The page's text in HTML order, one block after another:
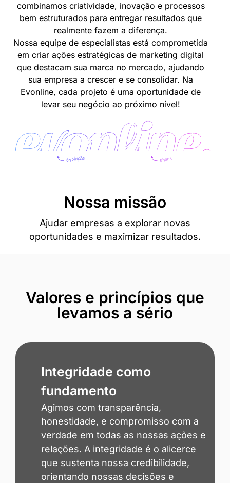
combinamos criatividade, inovação e processos
bem estruturados para entregar resultados que
realmente fazem a diferença.
Nossa equipe de especialistas está comprometida
em criar ações estratégicas de marketing digital
que destacam sua marca no mercado, ajudando
sua empresa a crescer e se consolidar. Na
Evonline, cada projeto é uma oportunidade de
levar seu negócio ao próximo nível!
Nossa missão
Ajudar empresas a explorar novas
oportunidades e maximizar resultados.
Valores e princípios que
levamos a sério
Integridade como
fundamento
Agimos com transparência,
honestidade, e compromisso com a
verdade em todas as nossas ações e
relações. A integridade é o alicerce
que sustenta nossa credibilidade,
orientando nossas decisões e